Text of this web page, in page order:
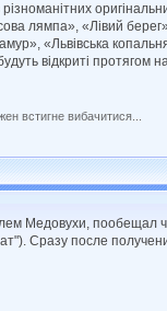
різноманітних
лямпа», «Лівий
«Львівська
відкриті протягом
встигне вибачитися...
Медовухи,
Сразу после